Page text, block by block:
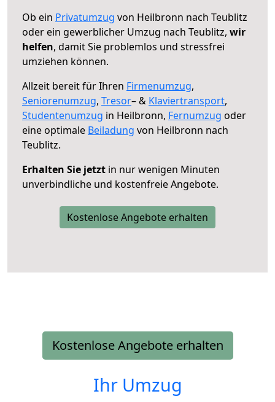
Ob ein Privatumzug von Heilbronn nach Teublitz
oder ein gewerblicher Umzug nach Teublitz, wir
helfen, damit Sie problemlos und stressfrei
umziehen können.
Allzeit bereit für Ihren Firmenumzug,
Seniorenumzug, Tresor– & Klaviertransport,
Studentenumzug in Heilbronn, Fernumzug oder
eine optimale Beiladung von Heilbronn nach
Teublitz.
Erhalten Sie jetzt in nur wenigen Minuten
unverbindliche und kostenfreie Angebote.
Kostenlose Angebote erhalten
Kostenlose Angebote erhalten
Ihr Umzug